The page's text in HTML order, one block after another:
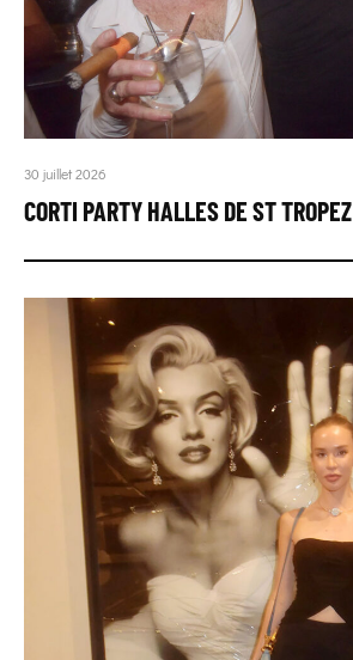
30 juillet 2026
CORTI PARTY HALLES DE ST TROPEZ